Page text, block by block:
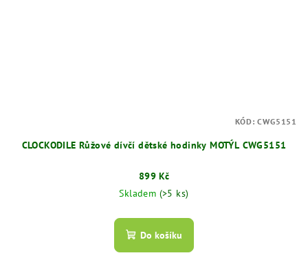
CLOCKODILE Růžové dívčí dětské hodinky MOTÝL CWG5151
899 Kč
Skladem (>5 ks)
Do košíku
KÓD:CWG5151